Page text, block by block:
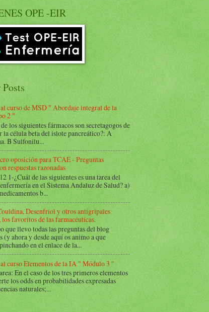
OPE -EIR
al curso de MSD " Abordaje integral de la
2 "
los siguientes fármacos son secretagogos de
la célula beta del islote pancreático?: A
B Sulfonilu...
oposición para TCAE - Preguntas
respuestas razonadas
1-¿Cuál de las siguientes es una tarea del
en el Sistema Andaluz de Salud? a)
b...
Desenfriol y otros antigripales
favoritos de las farmacéuticas.
que llevo todas las preguntas del blog
(y ahora y desde aquí os animo a que
en el enlace de la...
al curso Elementos de la IA " Módulo 3 "
En el caso de los tres primeros elementos
los odds en probabilidades expresadas
naturales;...